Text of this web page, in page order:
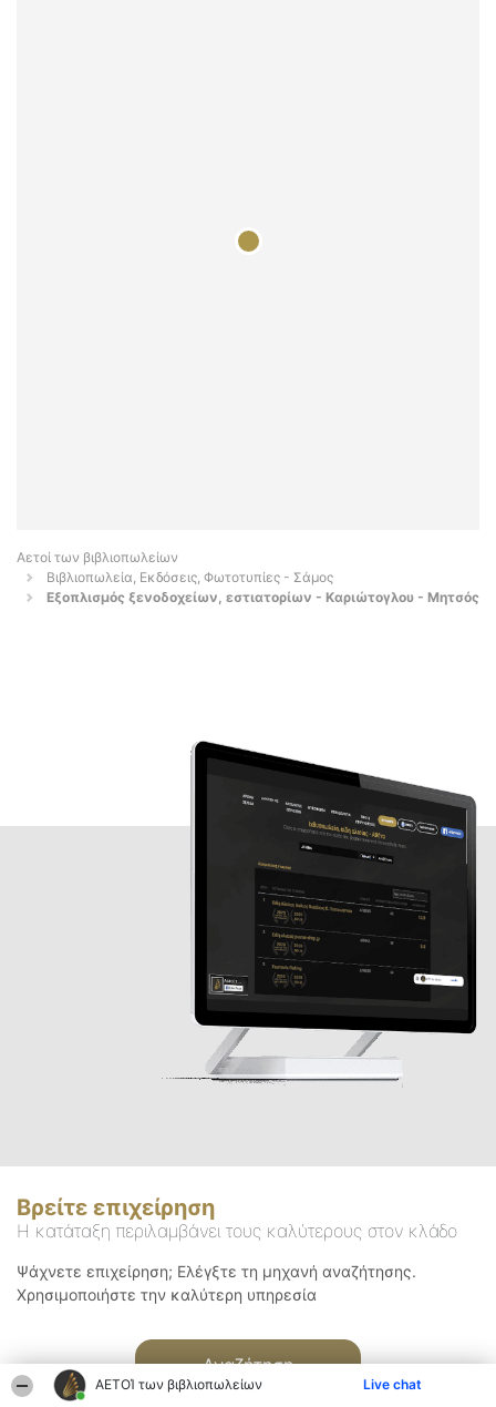
ΑΕΤΟΊ των βιβλιοπωλείων Live chat
Αετοί των βιβλιοπωλείων
Βιβλιοπωλεία, Εκδόσεις, Φωτοτυπίες - Σάμος
Εξοπλισμός ξενοδοχείων, εστιατορίων - Καριώτογλου - Μητσός
Βρείτε επιχείρηση
Η κατάταξη περιλαμβάνει τους καλύτερους στον κλάδο
Ψάχνετε επιχείρηση; Ελέγξτε τη μηχανή αναζήτησης.
Χρησιμοποιήστε την καλύτερη υπηρεσία
Αναζήτηση